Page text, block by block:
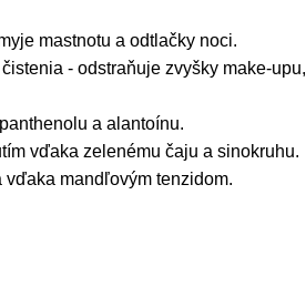
mastnotu a odtlačky noci.
- odstraňuje zvyšky make-upu,
a alantoínu.
vďaka zelenému čaju a sinokruhu.
mandľovým tenzidom.